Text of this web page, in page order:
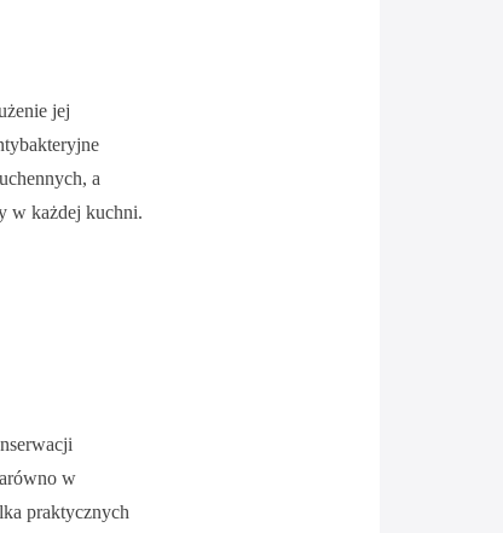
jej
a
w każdej kuchni.
w
praktycznych